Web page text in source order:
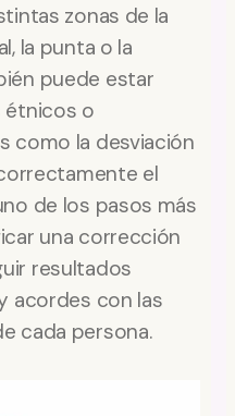
zonas de la
la punta o la
puede estar
étnicos o
como la desviación
el
de los pasos más
una corrección
resultados
acordes con las
cada persona.